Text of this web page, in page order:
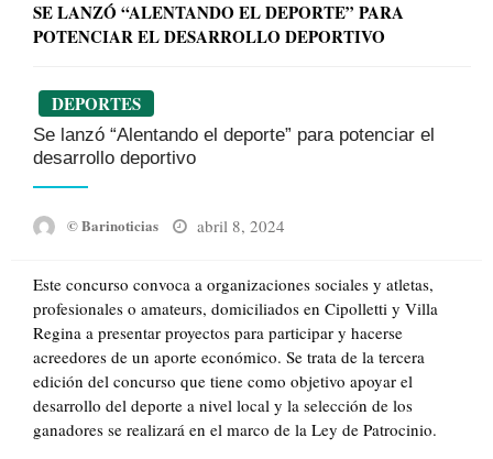
SE LANZÓ “ALENTANDO EL DEPORTE” PARA
POTENCIAR EL DESARROLLO DEPORTIVO
DEPORTES
Se lanzó “Alentando el deporte” para potenciar el
desarrollo deportivo
© Barinoticias
Posted
abril 8, 2024
Este concurso convoca a organizaciones sociales y atletas,
profesionales o amateurs, domiciliados en Cipolletti y Villa
Regina a presentar proyectos para participar y hacerse
acreedores de un aporte económico. Se trata de la tercera
edición del concurso que tiene como objetivo apoyar el
desarrollo del deporte a nivel local y la selección de los
ganadores se realizará en el marco de la Ley de Patrocinio.